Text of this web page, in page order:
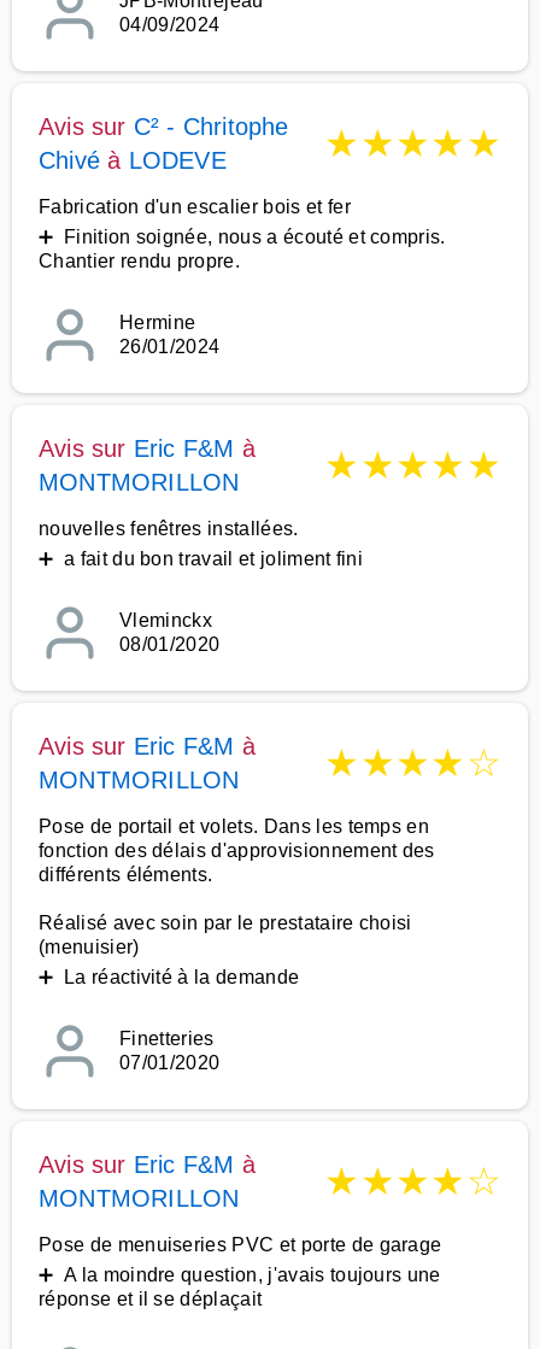
04/09/2024
Avis sur C² - Chritophe
Chivé à LODEVE ★★★★★
Fabrication d'un escalier bois et fer
➕ Finition soignée, nous a écouté et compris.
Chantier rendu propre.
Hermine
26/01/2024
Avis sur Eric F&M à
MONTMORILLON
★★★★★
nouvelles fenêtres installées.
➕ a fait du bon travail et joliment fini
Vleminckx
08/01/2020
Avis sur Eric F&M à
MONTMORILLON
★★★★☆
Pose de portail et volets. Dans les temps en
fonction des délais d'approvisionnement des
différents éléments.
Réalisé avec soin par le prestataire choisi
(menuisier)
➕ La réactivité à la demande
Finetteries
07/01/2020
Avis sur Eric F&M à
MONTMORILLON
★★★★☆
Pose de menuiseries PVC et porte de garage
➕ A la moindre question, j'avais toujours une
réponse et il se déplaçait